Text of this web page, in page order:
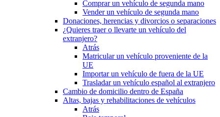
Comprar un vehículo de segunda mano
Vender un vehículo de segunda mano
Donaciones, herencias y divorcios o separaciones
¿Quieres traer o llevarte un vehículo del
extranjero?
Atrás
Matricular un vehículo proveniente de la
UE
Importar un vehículo de fuera de la UE
Trasladar un vehículo español al extranjero
Cambio de domicilio dentro de España
Altas, bajas y rehabilitaciones de vehículos
Atrás